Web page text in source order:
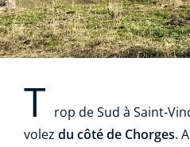
T rop de Sud à Saint-
volez du côté de Chorges.